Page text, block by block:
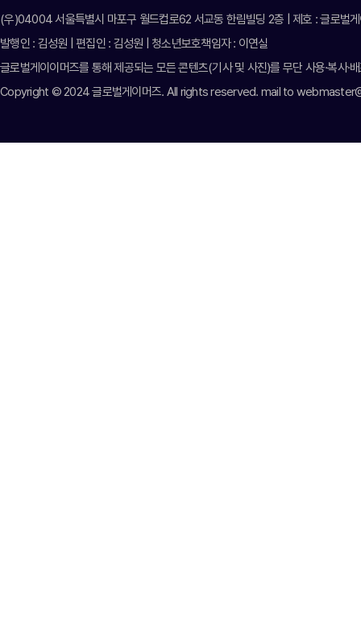
(우)04004 서울특별시 마포구 월드컵로62 서교동 한림빌딩 2층 | 제호 : 글로
발행인 : 김성원 | 편집인 : 김성원 | 청소년보호책임자 : 이연실
글로벌게이이머즈를 통해 제공되는 모든 콘텐츠(기사 및 사진)를 무단 사용·복사·
Copyright © 2024 글로벌게이머즈. All rights reserved. mail to